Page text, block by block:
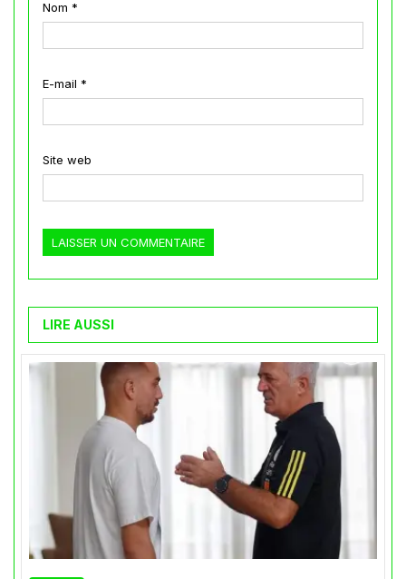
Nom *
E-mail *
Site web
LIRE AUSSI